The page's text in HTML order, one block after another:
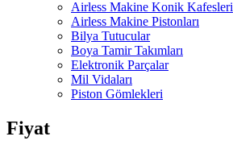
Airless Makine Konik Kafesleri
Airless Makine Pistonları
Bilya Tutucular
Boya Tamir Takımları
Elektronik Parçalar
Mil Vidaları
Piston Gömlekleri
Fiyat